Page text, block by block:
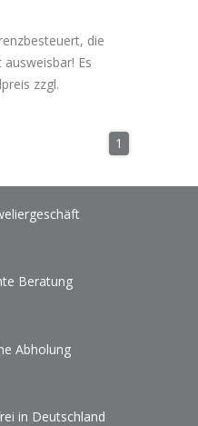
die
Es
zzgl.
1
Beratung
Abholung
in Deutschland